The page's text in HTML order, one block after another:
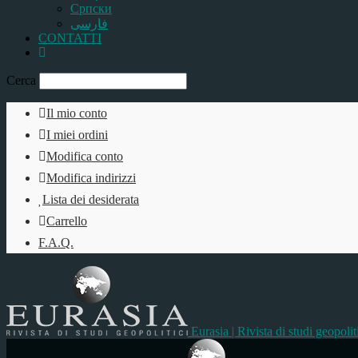
Српски
فارسی
CONTATTI
Cerca
Il mio conto
I miei ordini
Modifica conto
Modifica indirizzi
Lista dei desiderata
Carrello
F.A.Q.
Eurasia | Rivista di studi